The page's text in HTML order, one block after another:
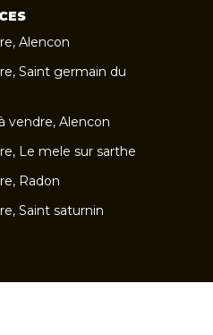
Alencon
Saint germain du
vendre, Alencon
Le mele sur sarthe
Radon
Saint saturnin